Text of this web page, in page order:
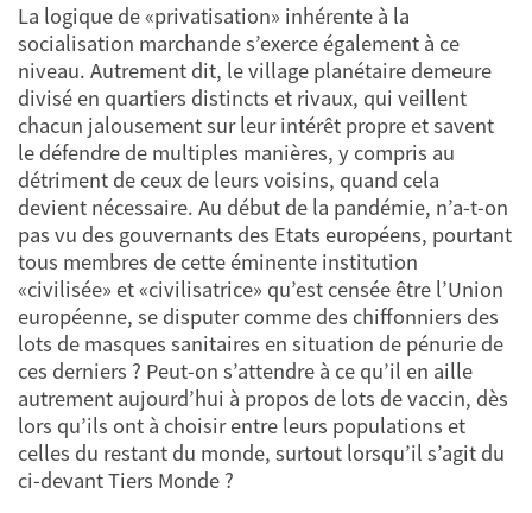
La logique de «privatisation» inhérente à la
socialisation marchande s’exerce également à ce
niveau. Autrement dit, le village planétaire demeure
divisé en quartiers distincts et rivaux, qui veillent
chacun jalousement sur leur intérêt propre et savent
le défendre de multiples manières, y compris au
détriment de ceux de leurs voisins, quand cela
devient nécessaire. Au début de la pandémie, n’a-t-on
pas vu des gouvernants des Etats européens, pourtant
tous membres de cette éminente institution
«civilisée» et «civilisatrice» qu’est censée être l’Union
européenne, se disputer comme des chiffonniers des
lots de masques sanitaires en situation de pénurie de
ces derniers ? Peut-on s’attendre à ce qu’il en aille
autrement aujourd’hui à propos de lots de vaccin, dès
lors qu’ils ont à choisir entre leurs populations et
celles du restant du monde, surtout lorsqu’il s’agit du
ci-devant Tiers Monde ?